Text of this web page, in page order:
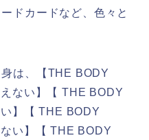
ドカードなど、色々と
は、【THE BODY
ない】【 THE BODY
】【 THE BODY
い】【 THE BODY